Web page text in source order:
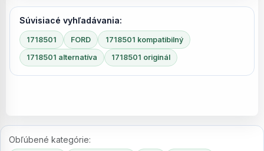
Súvisiacé vyhľadávania:
1718501 FORD 1718501 kompatibilný
1718501 alternatíva 1718501 originál
Obľúbené kategórie: